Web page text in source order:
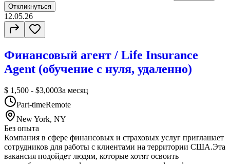
Откликнуться
12.05.26
Финансовый агент / Life Insurance
Agent (обучение с нуля, удаленно)
$ 1,500 - $3,000За месяц
Part-timeRemote
New York, NY
Без опыта
Компания в сфере финансовых и страховых услуг приглашает
сотрудников для работы с клиентами на территории США.Эта
вакансия подойдет людям, которые хотят освоить